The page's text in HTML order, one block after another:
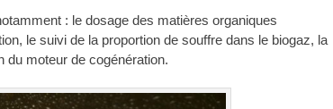
: le dosage des matières organiques
le suivi de la proportion de souffre dans le biogaz, la
du moteur de cogénération.